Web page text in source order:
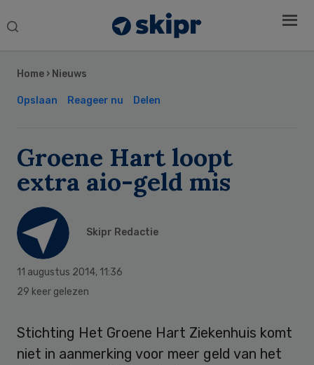
Search
Home › Nieuws
Opslaan Reageer nu Delen
Groene Hart loopt
extra aio-geld mis
Skipr Redactie
11 augustus 2014, 11:36
29 keer gelezen
Stichting Het Groene Hart Ziekenhuis komt
niet in aanmerking voor meer geld van het
Sidebar